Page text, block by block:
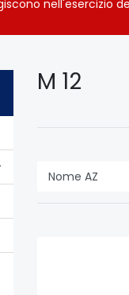
nell'esercizio
M 12